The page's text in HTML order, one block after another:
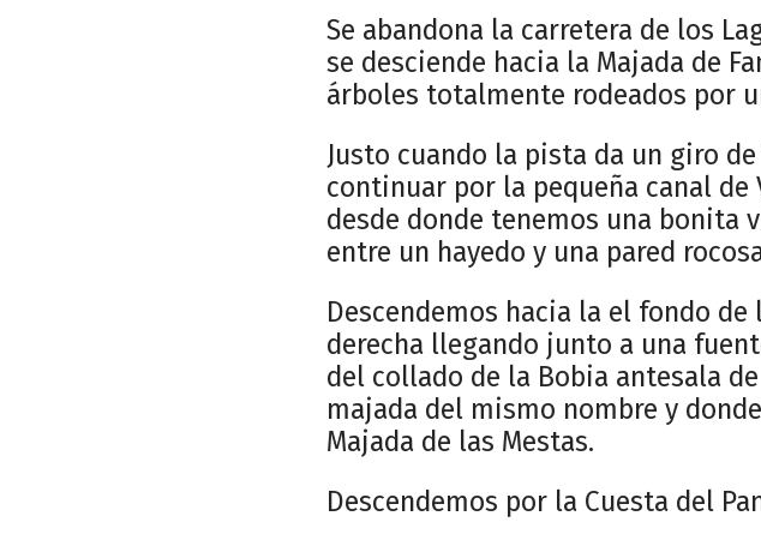
Se abandona la carretera de los
se desciende hacia la Majada de
árboles totalmente rodeados por
Justo cuando la pista da un giro
continuar por la pequeña canal de
desde donde tenemos una bonita
entre un hayedo y una pared
Descendemos hacia la el fondo
derecha llegando junto a una
del collado de la Bobia antesala
majada del mismo nombre y
Majada de las Mestas.
Descendemos por la Cuesta del